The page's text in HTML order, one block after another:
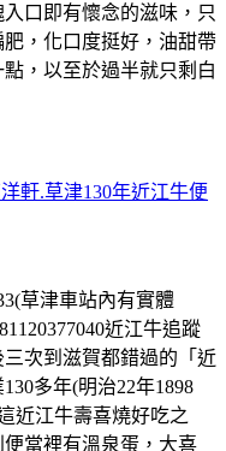
口即有懷念的滋味，只
，化口度挺好，油甜帶
，以至於過半就只剩白
軒.草津130年近江牛便
草津車站內有實體
近江牛追蹤
次到滋賀都錯過的「近
多年(明治22年1898
近江牛壽喜燒好吃之
當裡有溫泉蛋，大喜